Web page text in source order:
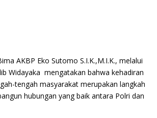
AKBP Eko Sutomo S.I.K.,M.I.K., melalui
Widayaka mengatakan bahwa kehadiran
tengah masyarakat merupakan langkah
hubungan yang baik antara Polri dan